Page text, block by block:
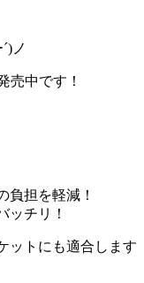
ノ
売中です！
負担を軽減！
ッチリ！
ットにも適合します